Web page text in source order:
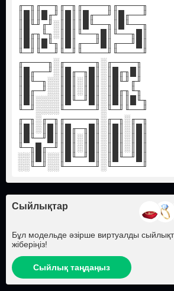
╓─╖╓──╖╓─╖╓────╖╓────╖
║█║║█╓╜║█║║█╓──╜║█╓──╜
║█╙╜╓╜░║█║║█╙──╖║█╙──╖
║█╓╖╙╖░║█║╙──╖█║╙──╖█║
║█║║█╙╖║█║╓──╜█║╓──╜█║
╙─╜╙──╜╙─╜╙────╜╙────╜
╓────╖░╓─────╖░╓────╖
║█╓──╜░║█╓─╖█║░║█╓╖█║
║█╙─╖░░║█║░║█║░║█╙╜╓╜
║█╓─╜░░║█║░║█║░║█╓╖╙╖
║█║░░░░║█╙─╜█║░║█║║█╙╖
╙─╜░░░░╙─────╜░╙─╜╙──╜
╓─╖░╓─╖╓─────╖░╓─╖░╓─╖
║█║░║█║║█╓─╖█║░║█║░║█║
║█╙─╜█║║█║░║█║░║█║░║█║
╙─╖█╓─╜║█║░║█║░║█║░║█║
░░║█║░░║█╙─╜█║░║█╙─╜█║
░░╙─╜░░╙─────╜░╙─────╜
Сыйлықтар
Бұл модельде әзірше виртуалды
жіберіңіз!
Сыйлық таңдаңыз